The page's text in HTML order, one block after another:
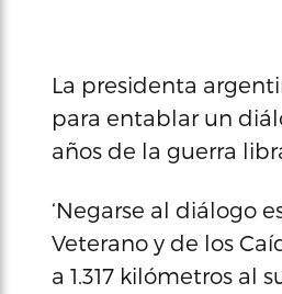
La presidenta
para entablar un
años de la guerra
‘Negarse al diálogo
Veterano y de los
a 1.317 kilómetros al